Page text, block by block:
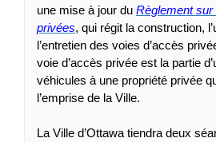
une mise à jour du Règlement sur
privées (Liens externes)
, qui régit la construction,
l’entretien des voies d’accès
voie d’accès privée est la partie
véhicules à une propriété privée
l’emprise de la Ville.
La Ville d’Ottawa tiendra deux